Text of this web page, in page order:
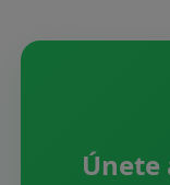
Únete